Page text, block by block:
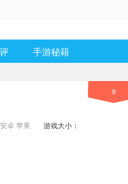
手游秘籍
9
安卓 苹果 游戏大小：